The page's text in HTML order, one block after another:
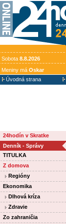
Sobota 8.8.2026
Meniny má Oskar
Úvodná strana
24hodín v Skratke
Denník - Správy
TITULKA
Z domova
Regióny
Ekonomika
Dlhová kríza
Zdravie
Zo zahraničia